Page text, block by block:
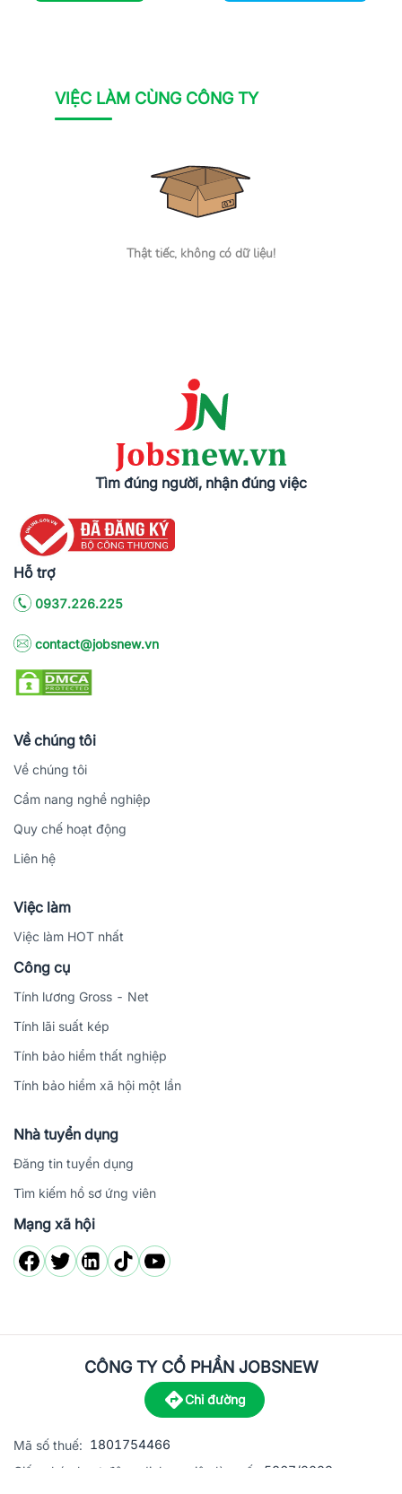
VIỆC LÀM CÙNG CÔNG TY
Thật tiếc, không có dữ liệu!
Tìm đúng người, nhận đúng việc
Hỗ trợ
0937.226.225
contact@jobsnew.vn
Về chúng tôi
Về chúng tôi
Cẩm nang nghề nghiệp
Quy chế hoạt động
Liên hệ
Việc làm
Việc làm HOT nhất
Công cụ
Tính lương Gross - Net
Tính lãi suất kép
Tính bảo hiểm thất nghiệp
Tính bảo hiểm xã hội một lần
Nhà tuyển dụng
Đăng tin tuyển dụng
Tìm kiếm hồ sơ ứng viên
Mạng xã hội
CÔNG TY CỔ PHẦN JOBSNEW
Chỉ đường
Mã số thuế: 1801754466
Giấy phép hoạt động dịch vụ việc làm số:
5867/2023